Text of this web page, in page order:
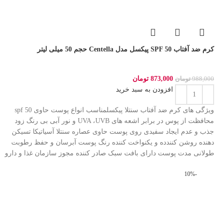
کرم ضد آفتاب SPF 50 پیکسل مدل Centella حجم 50 میلی لیتر
988,000 تومان 873,000 تومان
افزودن به سبد خرید
ویژگی های کرم ضد آفتاب سنتلا پیکسلمناسب انواع پوست حاوی spf 50
محافظت از پوس در برابر اشعه های UVA ،UVB و نور آبی بی رنگ زود
جذب و عدم ایجاد سفیدی روی پوست حاوی عصاره سنتلا آسیاتیکا تسیکن
دهنده روشن کنندده و یکنواخت کننده رنگ پوست آبرسان و حفظ رطوبت
طولانی مدت پوست دارای بافت سبک صادر کننده مجوز سازمان غذا و دارو
-10%